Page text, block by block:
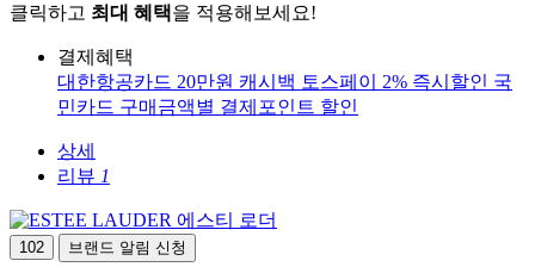
클릭하고 최대 혜택을 적용해보세요!
결제혜택
대한항공카드 20만원 캐시백 토스페이 2% 즉시할인 국
민카드 구매금액별 결제포인트 할인
상세
리뷰 1
에스티 로더
102 브랜드 알림 신청